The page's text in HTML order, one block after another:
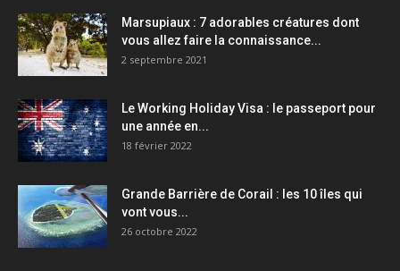
Marsupiaux : 7 adorables créatures dont
vous allez faire la connaissance...
2 septembre 2021
Le Working Holiday Visa : le passeport pour
une année en...
18 février 2022
Grande Barrière de Corail : les 10 îles qui
vont vous...
26 octobre 2022